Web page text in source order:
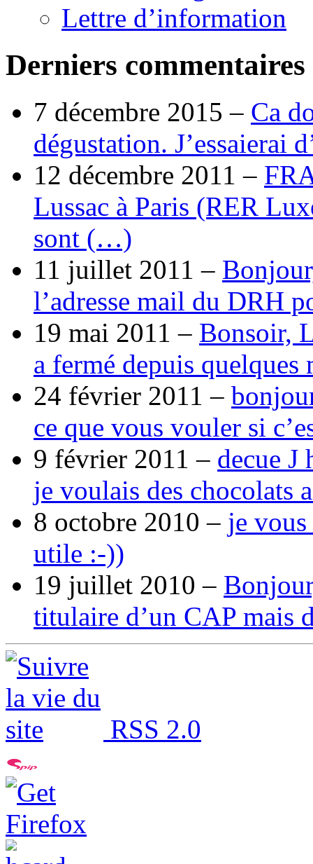
Lettre d’information
Derniers commentaires
7 décembre 2015 – Ca
dégustation. J’essaierai
12 décembre 2011 –
Lussac à Paris (RER
sont (…)
11 juillet 2011 –
l’adresse mail du DRH
19 mai 2011 – Bonsoir,
a fermé depuis
24 février 2011 –
ce que vous vouler si
9 février 2011 – decue J
je voulais des chocolats
8 octobre 2010 – je
utile :-))
19 juillet 2010 –
titulaire d’un CAP mais
RSS 2.0